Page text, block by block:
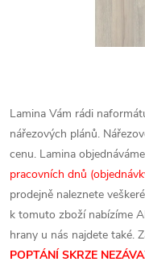
Lamina Vám rádi
nářezových plánů.
cenu. Lamina
pracovních dnů
prodejně naleznete
k tomuto zboží nabízíme
hrany u nás najdete také.
POPTÁNÍ SKRZE